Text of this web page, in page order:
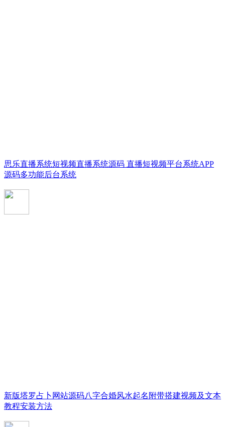
思乐直播系统短视频直播系统源码 直播短视频平台系统APP
源码多功能后台系统
新版塔罗占卜网站源码八字合婚风水起名附带搭建视频及文本
教程安装方法